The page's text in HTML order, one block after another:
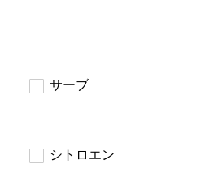
サーブ
シトロエン